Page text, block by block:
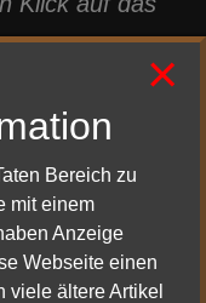
/ Quest
Rätsel der
×
Bereich zu
mit einem
Anzeige
Webseite einen
viele ältere Artikel